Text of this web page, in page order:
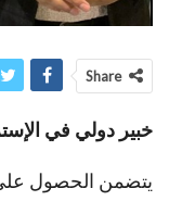
Share
خبير دولي في
يتضمن الحصول على